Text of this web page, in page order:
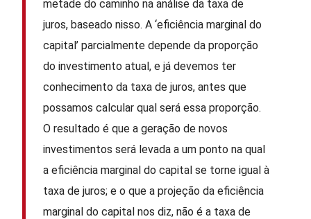
metade do caminho na análise da taxa de
juros, baseado nisso. A ‘eficiência marginal do
capital’ parcialmente depende da proporção
do investimento atual, e já devemos ter
conhecimento da taxa de juros, antes que
possamos calcular qual será essa proporção.
O resultado é que a geração de novos
investimentos será levada a um ponto na qual
a eficiência marginal do capital se torne igual à
taxa de juros; e o que a projeção da eficiência
marginal do capital nos diz, não é a taxa de